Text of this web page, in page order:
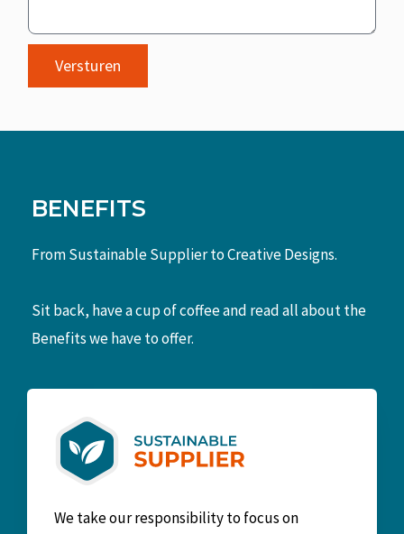
Versturen
BENEFITS
From Sustainable Supplier to Creative Designs.
Sit back, have a cup of coffee and read all about the
Benefits we have to offer.
We take our responsibility to focus on